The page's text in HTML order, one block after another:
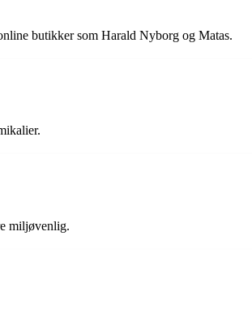
butikker som Harald Nyborg og Matas.
miljøvenlig.